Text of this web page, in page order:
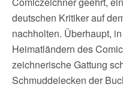
deutschen Kritiker auf
nachholten. Überhaupt,
Heimatländern des
zeichnerische Gattung
Schmuddelecken der